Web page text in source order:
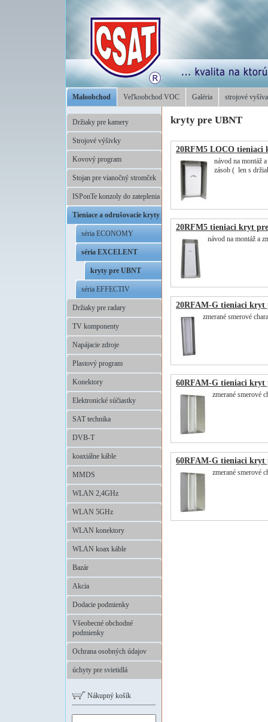
Maloobchod Veľkoobchod VOC Galéria strojové
Držiaky pre kamery
Strojové výšivky
Kovový program
Stojan pre vianočný stromček
ISPonTe konzoly do zateplenia
Tieniace a odrušovacie kryty
séria ECONOMY
séria EXCELENT
kryty pre UBNT
séria EFFECTIV
Držiaky pre radary
TV komponenty
Napájacie zdroje
Plastový program
Konektory
Elektronické súčiastky
SAT technika
DVB-T
koaxiálne káble
MMDS
WLAN 2,4GHz
WLAN 5GHz
WLAN konektory
WLAN koax káble
Bazár
Akcia
Dodacie podmienky
Všeobecné obchodné
podmienky
Ochrana osobných údajov
úchyty pre svietidlá
Nákupný košík
kryty pre UBNT
20RFM5 LOCO tieniaci
návod na montáž
zásob ( len s
20RFM5 tieniaci kryt
návod na montáž a
20RFAM-G tieniaci kryt
zmerané smerové
60RFAM-G tieniaci kryt
zmerané smerové
60RFAM-G tieniaci kryt
zmerané smerové